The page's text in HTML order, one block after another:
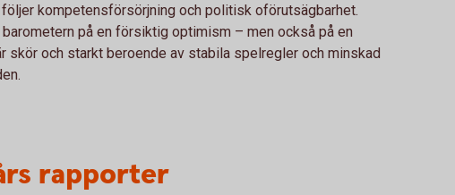
kompetensförsörjning och politisk oförutsägbarhet.
på en försiktig optimism – men också på en
skör och starkt beroende av stabila spelregler och minskad
rapporter